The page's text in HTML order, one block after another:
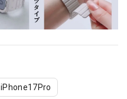
iPhone17Pro